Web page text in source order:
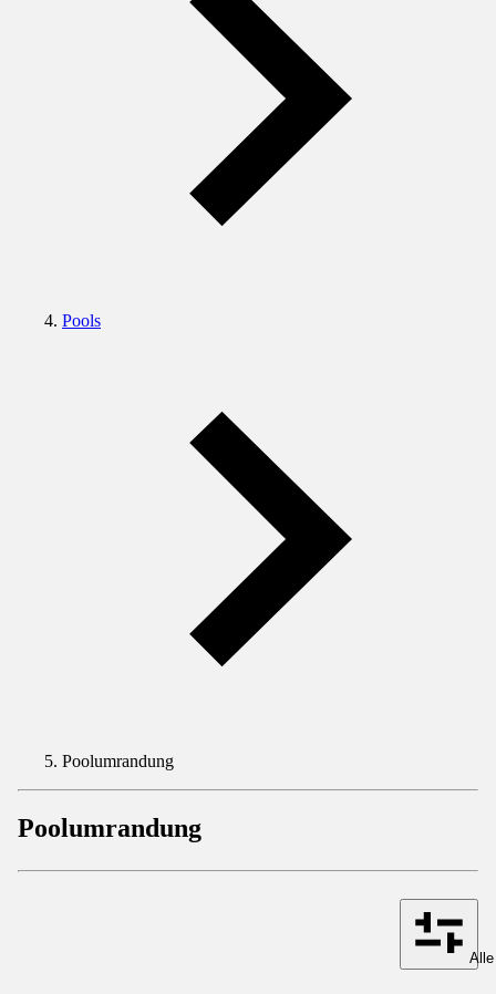
Pools
Poolumrandung
Poolumrandung